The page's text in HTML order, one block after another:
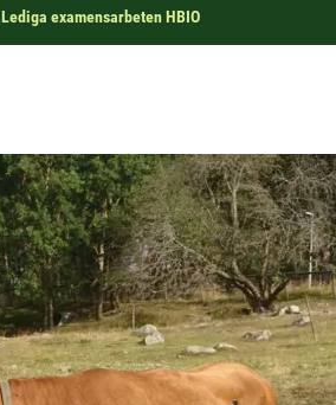
Lediga examensarbeten HBIO